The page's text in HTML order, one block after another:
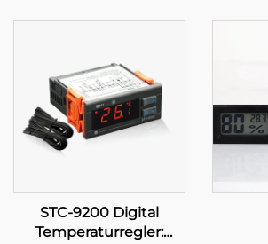
STC-9200 Digital
Temperaturregler: